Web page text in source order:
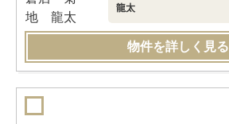
龍太
物件を詳しく見る